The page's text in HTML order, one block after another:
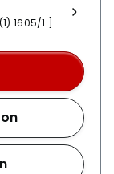
1605/1 ]